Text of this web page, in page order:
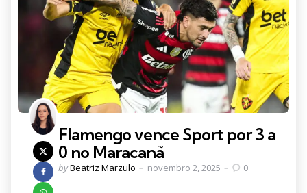
Flamengo vence Sport por 3 a
0 no Maracanã
Posted
byBeatriz Marzulo novembro 2, 2025 0